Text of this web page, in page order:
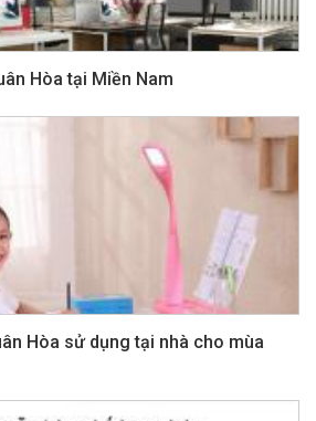
Hòa tại Miền Nam
Hòa sử dụng tại nhà cho mùa